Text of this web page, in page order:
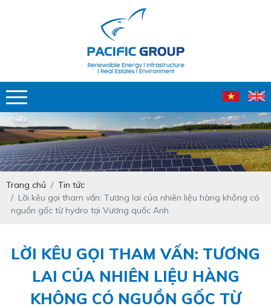
Trang chủ
Tin tức
Lời kêu gọi tham vấn: Tương lai của nhiên liệu hàng không có
nguồn gốc từ hydro tại Vương quốc Anh
LỜI KÊU GỌI THAM VẤN: TƯƠNG
LAI CỦA NHIÊN LIỆU HÀNG
KHÔNG CÓ NGUỒN GỐC TỪ